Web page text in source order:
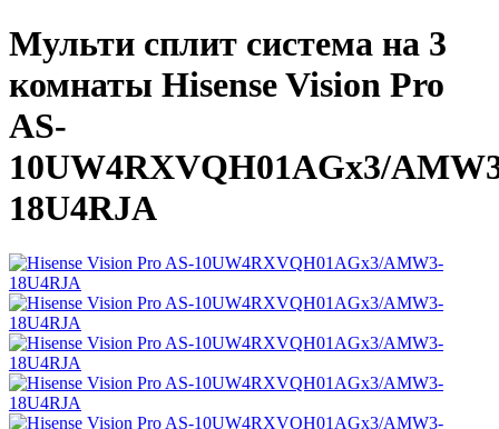
Мульти сплит система на 3
комнаты Hisense Vision Pro
AS-
10UW4RXVQH01AGх3/
18U4RJA